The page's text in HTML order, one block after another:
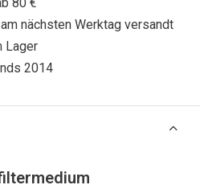
nächsten Werktag versandt
Lager
2014